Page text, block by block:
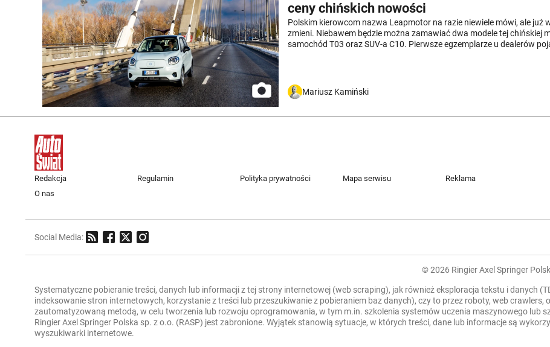
ceny chińskich nowości
Polskim kierowcom nazwa Leapmotor na razie niewiele mówi, ale już
zmieni. Niebawem będzie można zamawiać dwa modele tej chińskiej
samochód T03 oraz SUV-a C10. Pierwsze egzemplarze u dealerów
Mariusz Kamiński
Redakcja Regulamin Polityka prywatności Mapa serwisu
Reklama
O nas
Social Media:
© 2026 Ringier Axel Springer
Systematyczne pobieranie treści, danych lub informacji z tej strony internetowej (web scraping), jak również eksploracja tekstu i danych
indeksowanie stron internetowych, korzystanie z treści lub przeszukiwanie z pobieraniem baz danych), czy to przez roboty, web
zautomatyzowaną metodą, w celu tworzenia lub rozwoju oprogramowania, w tym m.in. szkolenia systemów uczenia maszynowego lub
Ringier Axel Springer Polska sp. z o.o. (RASP) jest zabronione. Wyjątek stanowią sytuacje, w których treści, dane lub informacje są
wyszukiwarki internetowe.